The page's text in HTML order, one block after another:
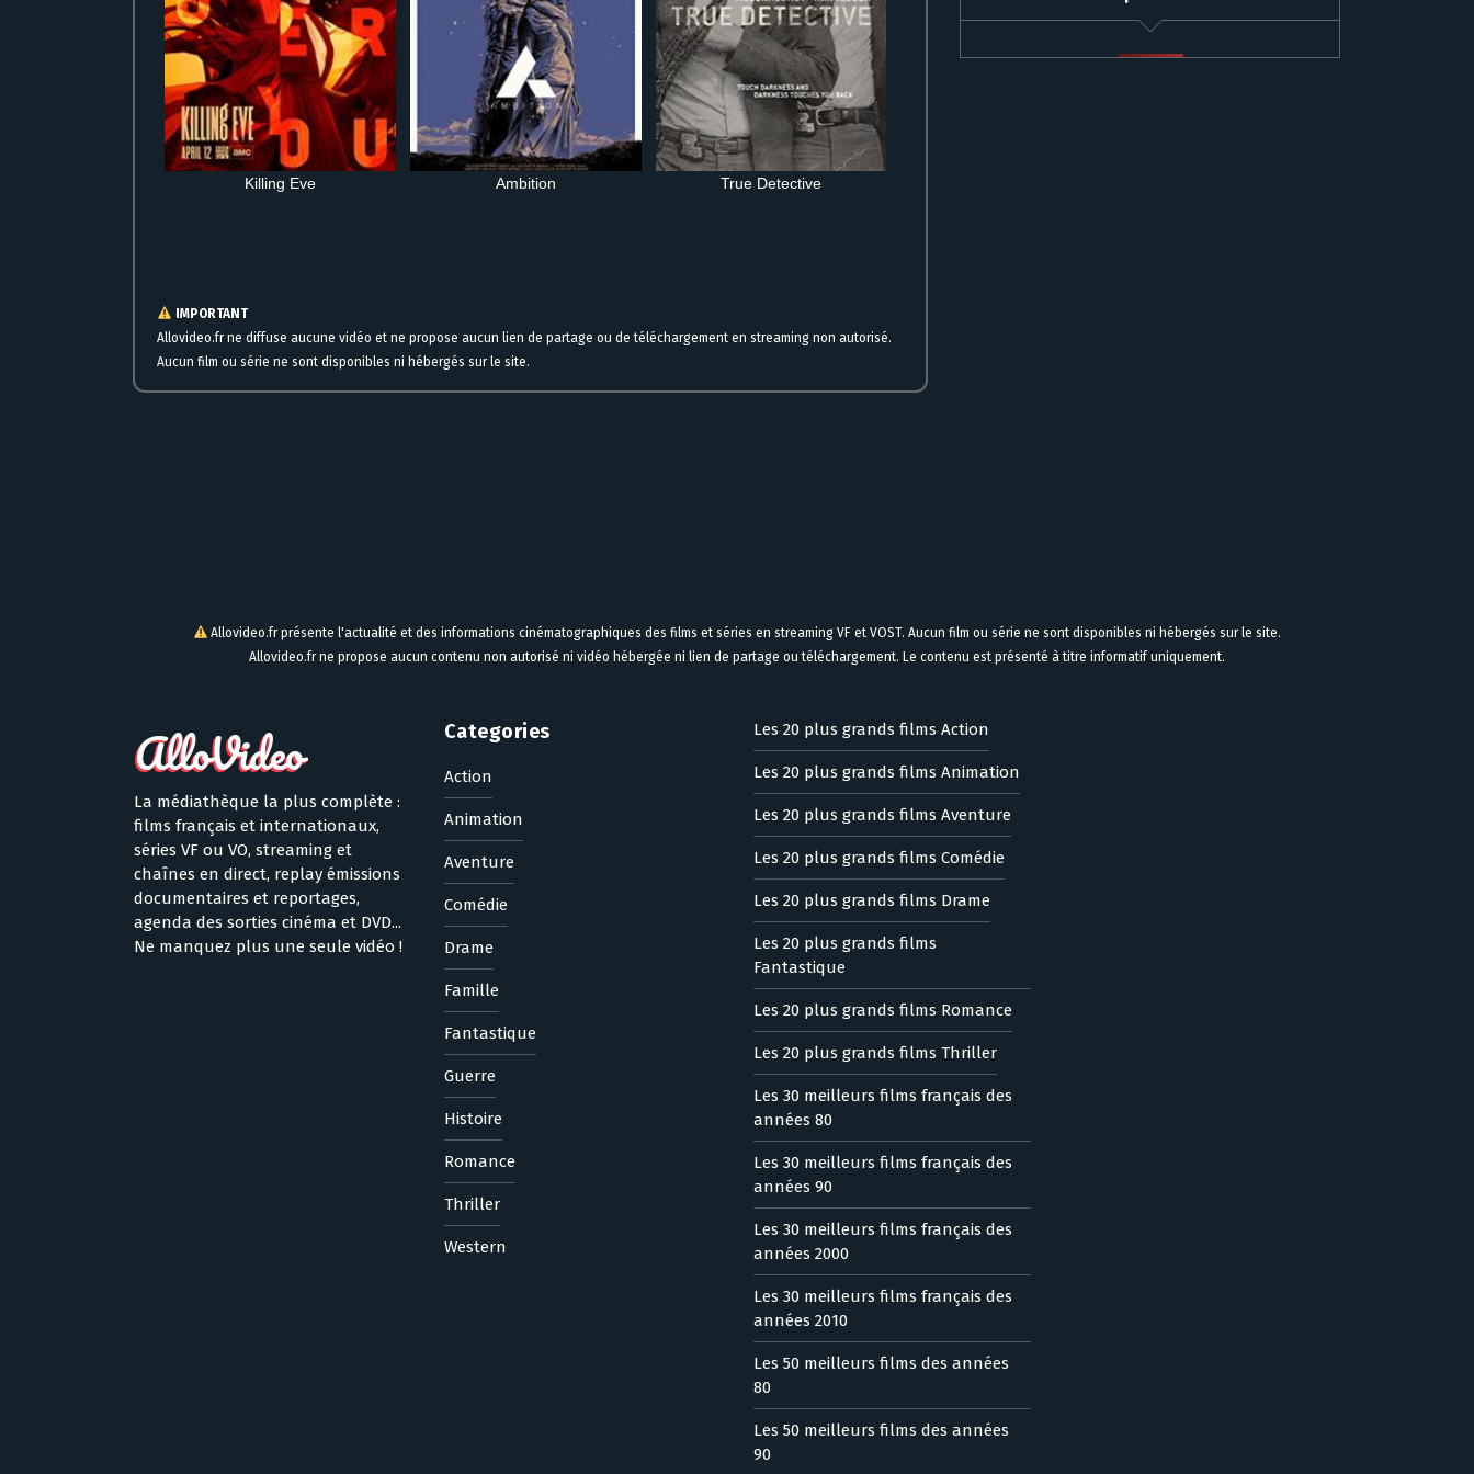
Killing Eve Ambition True Detective
IMPORTANT
Allovideo.fr ne diffuse aucune vidéo et ne propose aucun lien de partage ou de téléchargement en streaming non autorisé.
Aucun film ou série ne sont disponibles ni hébergés sur le site.
Allovideo.fr présente l'actualité et des informations cinématographiques des films et séries en streaming VF et VOST. Aucun film ou série ne sont disponibles ni hébergés sur le site.
Allovideo.fr ne propose aucun contenu non autorisé ni vidéo hébergée ni lien de partage ou téléchargement. Le contenu est présenté à titre informatif uniquement.
La médiathèque la plus complète :
films français et internationaux,
séries VF ou VO, streaming et
chaînes en direct, replay émissions
documentaires et reportages,
agenda des sorties cinéma et DVD...
Ne manquez plus une seule vidéo !
Categories
Action
Animation
Aventure
Comédie
Drame
Famille
Fantastique
Guerre
Histoire
Romance
Thriller
Western
Les 20 plus grands films Action
Les 20 plus grands films Animation
Les 20 plus grands films Aventure
Les 20 plus grands films Comédie
Les 20 plus grands films Drame
Les 20 plus grands films
Fantastique
Les 20 plus grands films Romance
Les 20 plus grands films Thriller
Les 30 meilleurs films français des
années 80
Les 30 meilleurs films français des
années 90
Les 30 meilleurs films français des
années 2000
Les 30 meilleurs films français des
années 2010
Les 50 meilleurs films des années
80
Les 50 meilleurs films des années
90